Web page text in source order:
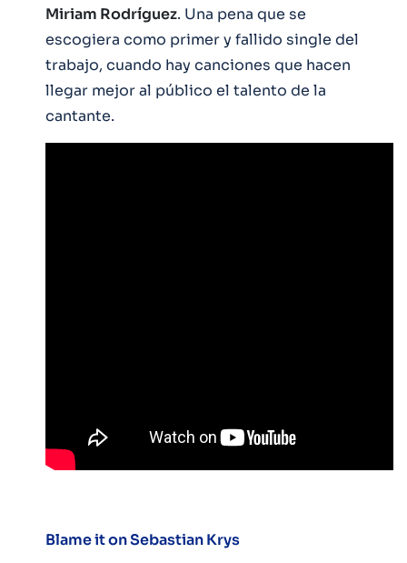
Miriam Rodríguez. Una pena que se
escogiera como primer y fallido single del
trabajo, cuando hay canciones que hacen
llegar mejor al público el talento de la
cantante.
Blame it on Sebastian Krys